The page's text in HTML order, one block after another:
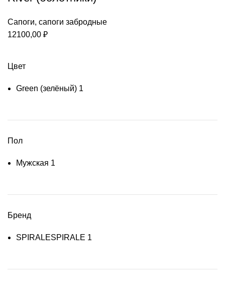
Цвет
Green (зелёный) 1
Пол
Мужская 1
Бренд
SPIRALESPIRALE 1
Сапоги, сапоги забродные
12100,00 ₽